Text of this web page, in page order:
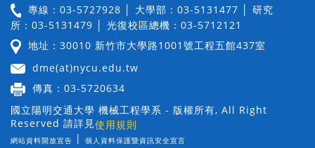
專線：03-5727928 │ 大學部：03-5131477 │ 研究
所：03-5131479 │ 光復校區總機：03-5712121
地址：30010 新竹市大學路1001號工程五館437室
dme(at)nycu.edu.tw
傳真：03-5720634
國立陽明交通大學 機械工程學系 - 版權所有, All Right
Reserved 請詳見使用規則
網站資料開放宣告 | 個人資料保護暨資訊安全宣言